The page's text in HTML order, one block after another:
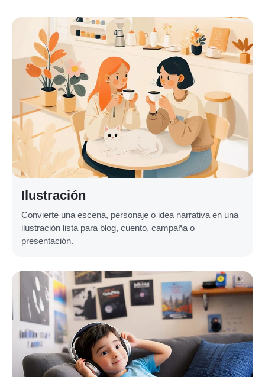
Ilustración
Convierte una escena, personaje o idea narrativa en una
ilustración lista para blog, cuento, campaña o
presentación.